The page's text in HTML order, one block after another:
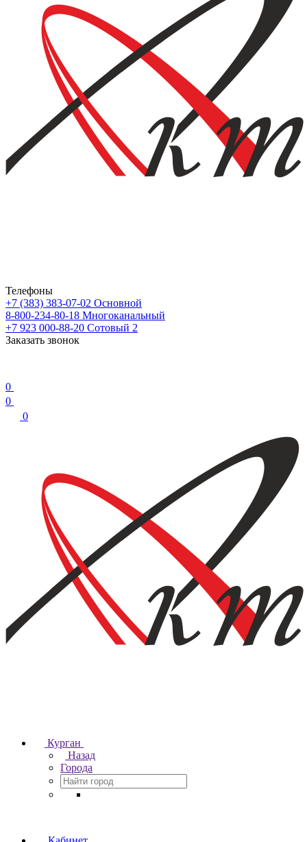
Телефоны
+7 (383) 383-07-02 Основной
8-800-234-80-18 Многоканальный
+7 923 000-88-20 Сотовый 2
Заказать звонок
0
0
0
Курган
Назад
Города